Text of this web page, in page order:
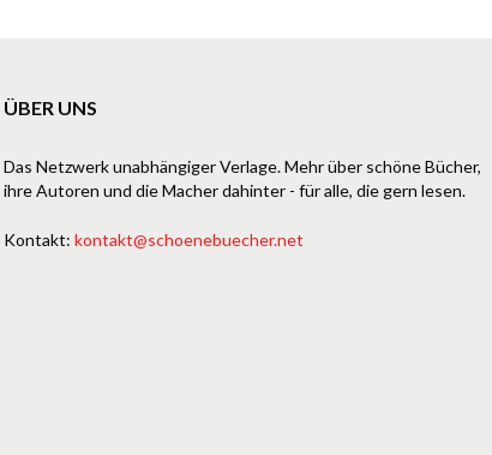
ÜBER UNS
Das Netzwerk unabhängiger Verlage. Mehr über schöne Bücher,
ihre Autoren und die Macher dahinter - für alle, die gern lesen.
Kontakt: kontakt@schoenebuecher.net